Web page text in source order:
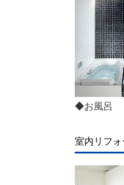
◆お風呂
室内リフォ